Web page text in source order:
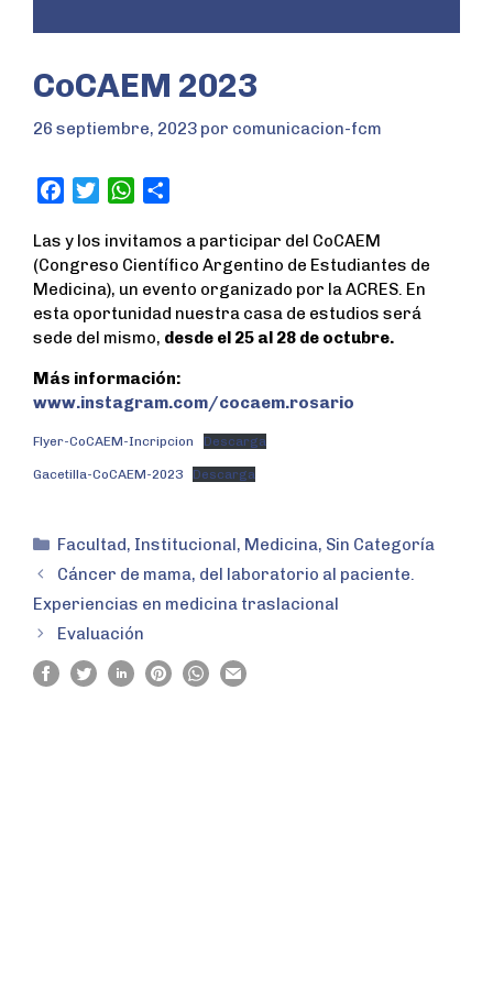
CoCAEM 2023
26 septiembre, 2023 por comunicacion-fcm
c
e
b
o
o
k
i
t
t
e
r
W
a
t
s
A
p
p
a
r
e
Las y los invitamos a participar del CoCAEM
(Congreso Científico Argentino de Estudiantes de
Medicina), un evento organizado por la ACRES. En
esta oportunidad nuestra casa de estudios será
sede del mismo, desde el 25 al 28 de octubre.
Más información:
www.instagram.com/cocaem.rosario
Flyer-CoCAEM-Incripcion Descarga
Gacetilla-CoCAEM-2023 Descarga
Facultad, Institucional, Medicina, Sin Categoría
Cáncer de mama, del laboratorio al paciente.
Experiencias en medicina traslacional
Evaluación